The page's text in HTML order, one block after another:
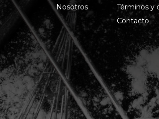
Nosotros
Términos y
Contacto